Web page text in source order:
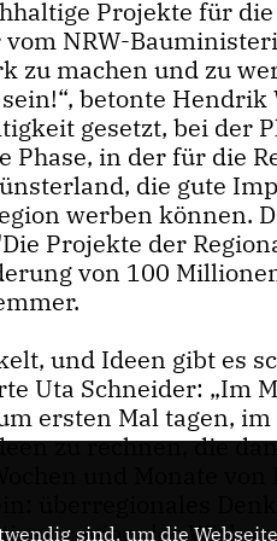
Projekte für
NRW-
zu machen und zu
betonte Hendrik
gesetzt, bei der
Phase, in der für die
die gute
werben können.
Projekte der
von 100
und Ideen gibt es
Uta Schneider: „Im
ersten Mal tagen,
zu rechnen, die
überregionales
regionaler
sind, um die